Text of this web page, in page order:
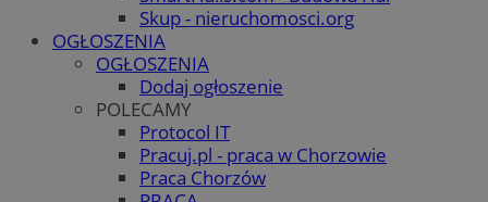
Skup - nieruchomosci.org
OGŁOSZENIA
OGŁOSZENIA
Dodaj ogłoszenie
POLECAMY
Protocol IT
Pracuj.pl - praca w Chorzowie
Praca Chorzów